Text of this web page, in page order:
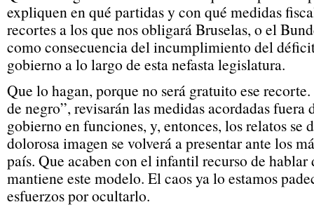
expliquen en qué partidas y con qué medidas
recortes a los que nos obligará Bruselas, o el
como consecuencia del incumplimiento del
gobierno a lo largo de esta nefasta legislatura.
Que lo hagan, porque no será gratuito ese
de negro”, revisarán las medidas acordadas
gobierno en funciones, y, entonces, los relatos se
dolorosa imagen se volverá a presentar ante los
país. Que acaben con el infantil recurso de hablar
mantiene este modelo. El caos ya lo estamos
esfuerzos por ocultarlo.